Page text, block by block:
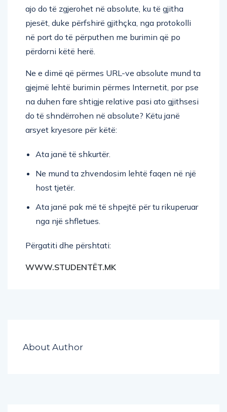
ajo do të zgjerohet në absolute, ku të gjitha
pjesët, duke përfshirë gjithçka, nga protokolli
në port do të përputhen me burimin që po
përdorni këtë herë.
Ne e dimë që përmes URL-ve absolute mund ta
gjejmë lehtë burimin përmes Internetit, por pse
na duhen fare shtigje relative pasi ato gjithsesi
do të shndërrohen në absolute? Këtu janë
arsyet kryesore për këtë:
Ata janë të shkurtër.
Ne mund ta zhvendosim lehtë faqen në një
host tjetër.
Ata janë pak më të shpejtë për tu rikuperuar
nga një shfletues.
Përgatiti dhe përshtati:
WWW.STUDENTËT.MK
About Author